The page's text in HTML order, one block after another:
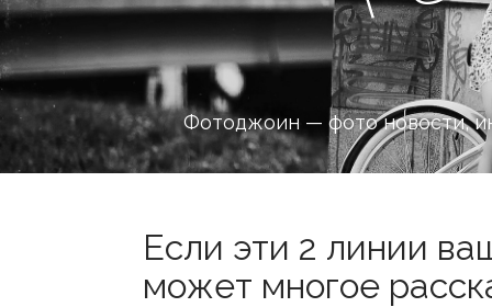
Фотоджоин — фото новости,
Если эти 2 линии
может многое